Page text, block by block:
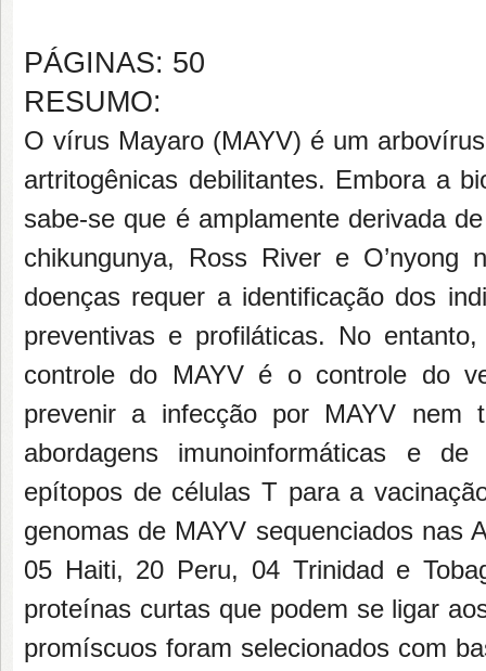
PÁGINAS: 50
RESUMO:
O vírus Mayaro (MAYV) é um
artritogênicas debilitantes. Embora a
sabe-se que é amplamente derivada
chikungunya, Ross River e O’nyong
doenças requer a identificação dos
preventivas e profiláticas. No
controle do MAYV é o controle do
prevenir a infecção por MAYV nem
abordagens imunoinformáticas e
epítopos de células T para a
genomas de MAYV sequenciados nas
05 Haiti, 20 Peru, 04 Trinidad e
proteínas curtas que podem se ligar
promíscuos foram selecionados com